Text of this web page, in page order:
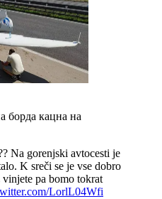
борда кацна на
Na gorenjski avtocesti je
K sreči se je vse dobro
pa bomo tokrat
LorlL04Wfi